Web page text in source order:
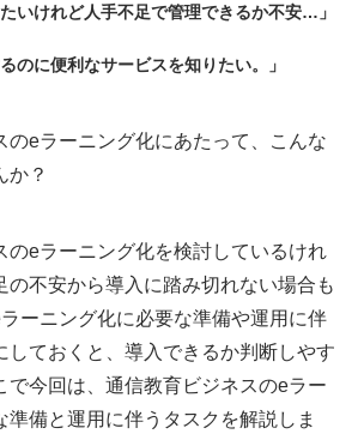
たいけれど人手不足で管理できるか不安…」
のに便利なサービスを知りたい。」
のeラーニング化にあたって、こんな
か？
のeラーニング化を検討しているけれ
の不安から導入に踏み切れない場合も
ーニング化に必要な準備や運用に伴
しておくと、導入できるか判断しやす
で今回は、通信教育ビジネスのeラー
準備と運用に伴うタスクを解説しま